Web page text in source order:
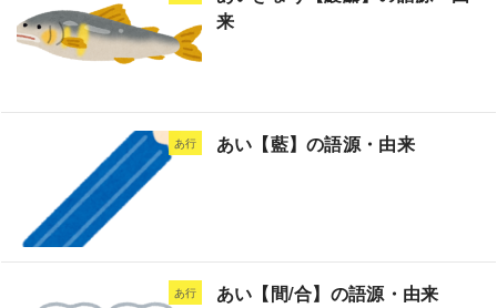
来
あ行 あい【藍】の語源・由来
あ行 あい【間/合】の語源・由来